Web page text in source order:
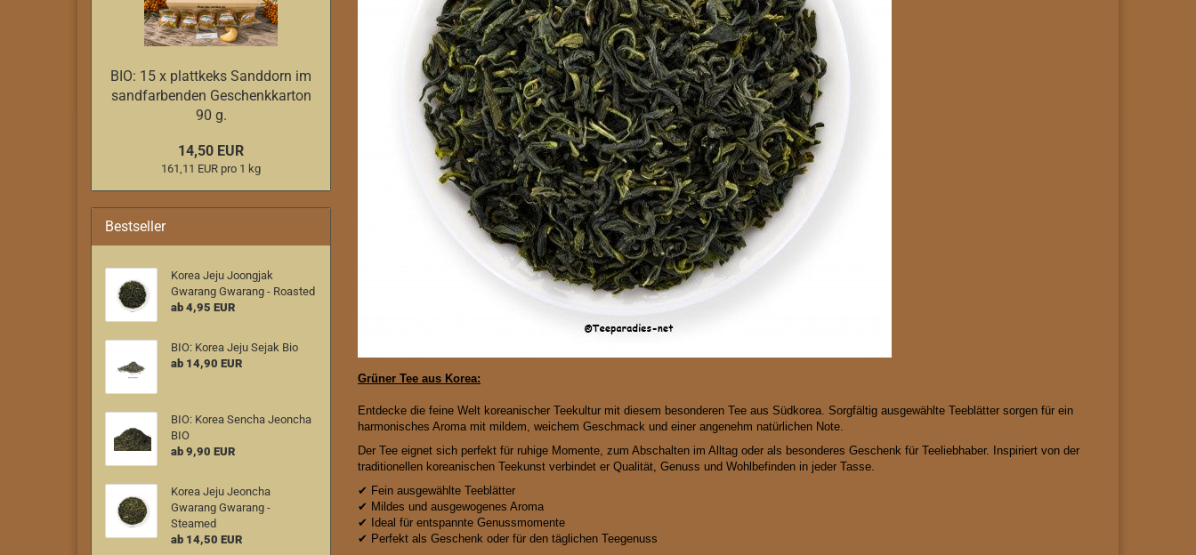
Grüner Tee aus Korea:
Entdecke die feine Welt koreanischer Teekultur mit diesem besonderen Tee aus Südkorea. Sorgfältig ausgewählte Teeblätter sorgen für ein
harmonisches Aroma mit mildem, weichem Geschmack und einer angenehm natürlichen Note.
Der Tee eignet sich perfekt für ruhige Momente, zum Abschalten im Alltag oder als besonderes Geschenk für Teeliebhaber. Inspiriert von der
traditionellen koreanischen Teekunst verbindet er Qualität, Genuss und Wohlbefinden in jeder Tasse.
✔ Fein ausgewählte Teeblätter
✔ Mildes und ausgewogenes Aroma
✔ Ideal für entspannte Genussmomente
✔ Perfekt als Geschenk oder für den täglichen Teegenuss
BIO: 15 x plattkeks Sanddorn im
sandfarbenden Geschenkkarton
90 g.
14,50 EUR
161,11 EUR pro 1 kg
Bestseller
Korea Jeju Joongjak
Gwarang Gwarang - Roasted
ab 4,95 EUR
BIO: Korea Jeju Sejak Bio
ab 14,90 EUR
BIO: Korea Sencha Jeoncha
BIO
ab 9,90 EUR
Korea Jeju Jeoncha
Gwarang Gwarang -
Steamed
ab 14,50 EUR